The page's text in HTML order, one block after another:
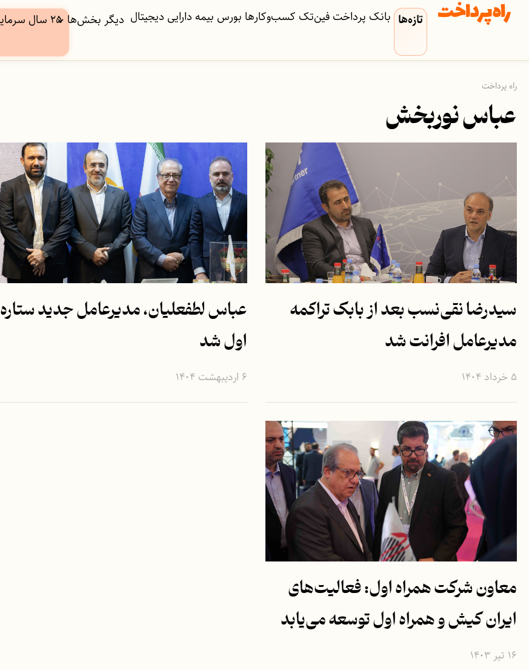
تازه‌ها بانک پرداختفین‌تک کسب‌وکار‌ها بورس بیمهدارایی دیجیتال دیگر بخش‌ها ۲۵ سال سرمایه‌گذاری
راه پرداخت
عباس نوربخش
سیدرضا نقی‌نسب بعد از بابک تراکمه
مدیرعامل افرانت شد
۵ خرداد ۱۴۰۴
عباس لطفعلیان، مدیرعامل جدید ستاره
اول شد
۶ اردیبهشت ۱۴۰۴
معاون شرکت همراه اول: فعالیت‌های
ایران کیش و همراه اول توسعه می‌یابد
۱۶ تیر ۱۴۰۳